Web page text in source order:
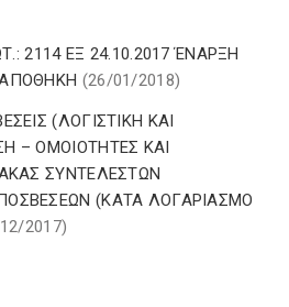
2114 ΕΞ 24.10.2017 ΈΝΑΡΞΗ
(26/01/2018)
(ΛΟΓΙΣΤΙΚΗ ΚΑΙ
– ΟΜΟΙΟΤΗΤΕΣ ΚΑΙ
ΣΥΝΤΕΛΕΣΤΩΝ
(ΚΑΤΑ ΛΟΓΑΡΙΑΣΜΟ
2017)